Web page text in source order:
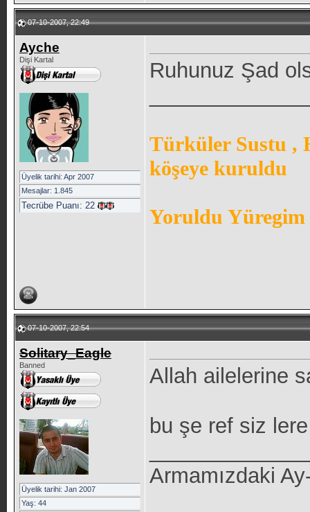
07-10-2007, 22:49
Ayche
Dişi Kartal
Üyelik tarihi: Apr 2007
Mesajlar: 1.845
Tecrübe Puanı: 22
Ruhunuz Şad
Türküler Sustu ,
köşeye kuruldu
Yoruldu
07-10-2007, 22:54
Solitary_Eagle
Banned
Üyelik tarihi: Jan 2007
Yaş: 44
Allah ailelerine
bu şe ref siz
Armamızdaki